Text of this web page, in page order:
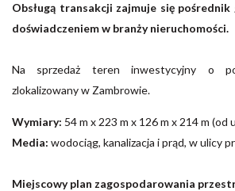
Obsługą transakcji zajmuje się
doświadczeniem w branży nieruchomości.
Na sprzedaż teren inwestycyjny o
zlokalizowany w Zambrowie.
Wymiary: 54 m x 223 m x 126 m x 214 m (od
Media: wodociąg, kanalizacja i prąd, w ulicy
Miejscowy plan zagospodarowania